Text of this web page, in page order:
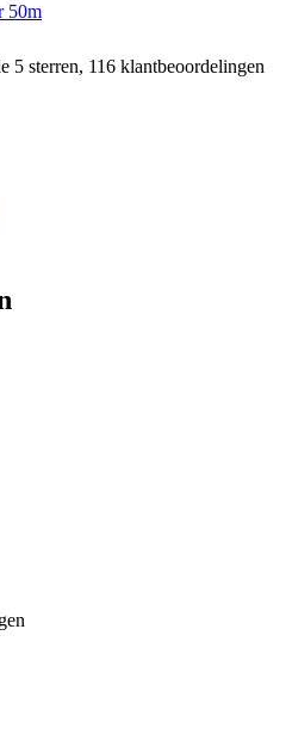
50m
5 sterren, 116 klantbeoordelingen